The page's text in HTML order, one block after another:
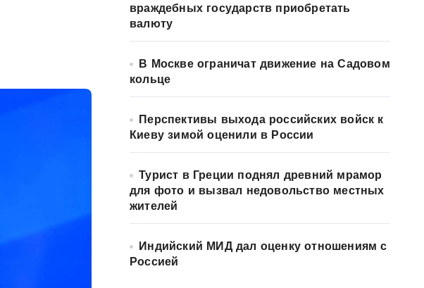
враждебных государств приобретать
валюту
В Москве ограничат движение на Садовом
кольце
Перспективы выхода российских войск к
Киеву зимой оценили в России
Турист в Греции поднял древний мрамор
для фото и вызвал недовольство местных
жителей
Индийский МИД дал оценку отношениям с
Россией